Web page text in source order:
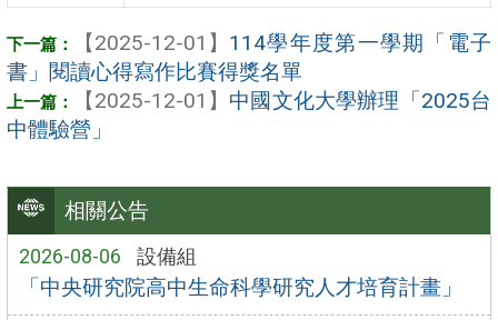
相關公告
2026-08-06 設備組
「中央研究院高中生命科學研究人才培育計畫」
【2025-12-01】 114學年度第一學期「電子
書」閱讀心得寫作比賽得獎名單
【2025-12-01】 中國文化大學辦理「2025台
中體驗營」